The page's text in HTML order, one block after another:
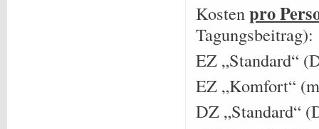
Kostenpro
Tagungsbeitrag):
EZ „Standard“
EZ „Komfort“
DZ „Standard“